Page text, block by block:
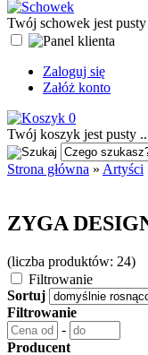
Twój schowek jest pusty
Zaloguj się
Załóż konto
0
Twój koszyk jest pusty
Strona główna » Artyści
ZYGA
(liczba produktów: 24)
Filtrowanie
Sortuj
Filtrowanie
-
Producent